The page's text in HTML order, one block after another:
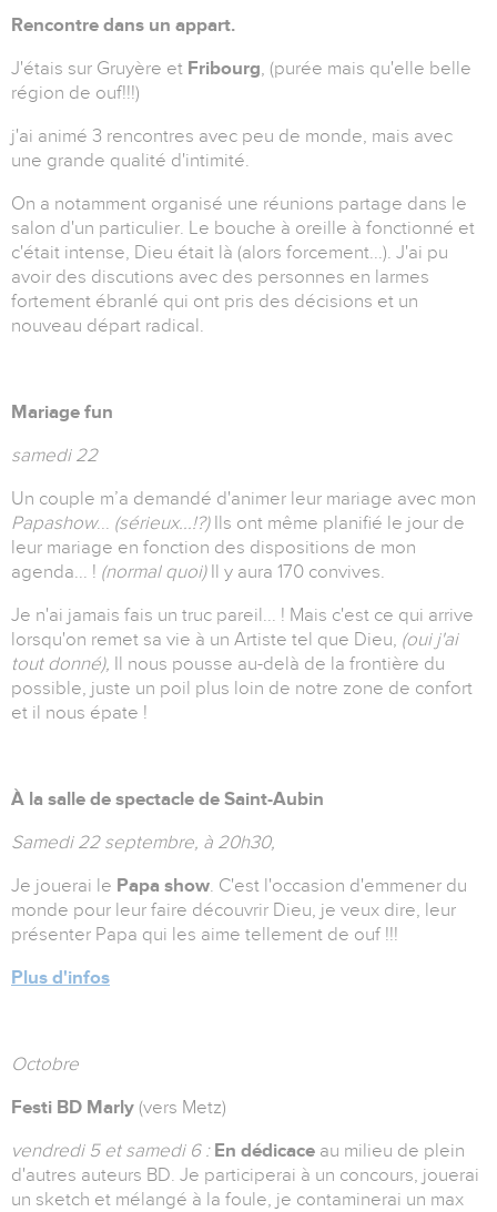
Rencontre dans un appart.
J'étais sur Gruyère et Fribourg, (purée mais qu'elle belle
région de ouf!!!)
j'ai animé 3 rencontres avec peu de monde, mais avec
une grande qualité d'intimité.
On a notamment organisé une réunions partage dans le
salon d'un particulier. Le bouche à oreille à fonctionné et
c'était intense, Dieu était là (alors forcement...). J'ai pu
avoir des discutions avec des personnes en larmes
fortement ébranlé qui ont pris des décisions et un
nouveau départ radical.
Mariage fun
samedi 22
Un couple m’a demandé d'animer leur mariage avec mon
Papashow... (sérieux...!?)
Ils ont même planifié le jour de
leur mariage en fonction des dispositions de mon
agenda... ! (normal quoi) Il y aura 170 convives.
Je n'ai jamais fais un truc pareil... ! Mais c'est ce qui arrive
lorsqu'on remet sa vie à un Artiste tel que Dieu, (oui j'ai
tout donné),
Il nous pousse au-delà de la frontière du
possible, juste un poil plus loin de notre zone de confort
et il nous épate !
À la salle de spectacle de Saint-Aubin
Samedi 22 septembre, à 20h30,
Je jouerai le Papa show. C'est l'occasion d'emmener du
monde pour leur faire découvrir Dieu, je veux dire, leur
présenter Papa qui les aime tellement de ouf !!!
Plus d'infos
Octobre
Festi BD Marly (vers Metz)
vendredi 5 et samedi 6 : En dédicace au milieu de plein
d'autres auteurs BD. Je participerai à un concours, jouerai
un sketch et mélangé à la foule, je contaminerai un max